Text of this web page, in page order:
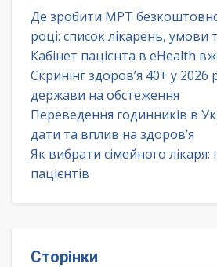
Де зробити МРТ безкоштовно
році: список лікарень, умови
Кабінет пацієнта в eHealth
Скринінг здоров’я 40+ у 2026
держави на обстеження
Переведення годинників в
дати та вплив на здоров’я
Як вибрати сімейного
пацієнтів
Сторінки